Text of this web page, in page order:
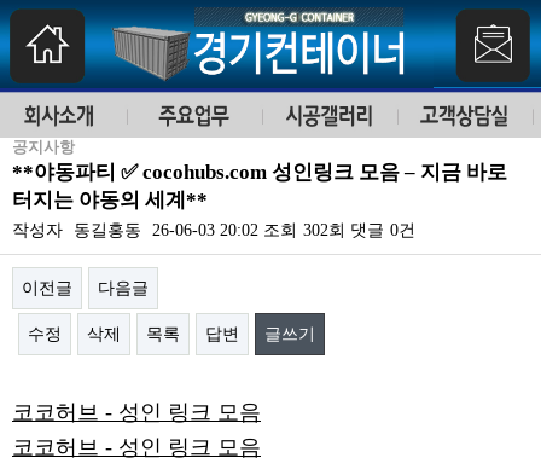
공지사항
**야동파티 ✅ cocohubs.com 성인링크 모음 – 지금 바로
터지는 야동의 세계**
작성자 동길홍동 26-06-03 20:02 조회 302회 댓글 0건
이전글 다음글
수정 삭제 목록 답변 글쓰기
코코허브 - 성인 링크 모음
코코허브 - 성인 링크 모음